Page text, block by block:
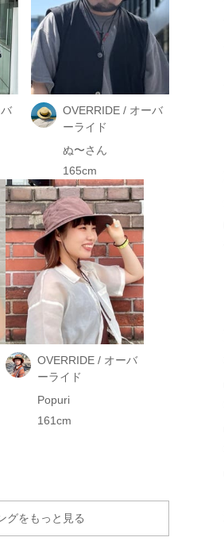
OVERRIDE / オーバ
ーライド
ぬ〜さん
165cm
OVERRIDE / オーバ
ーライド
Popuri
161cm
グをもっと見る